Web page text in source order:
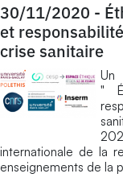
30/11/2020 -
et
crise sanitaire
Un
"
internationale de la
enseignements de la